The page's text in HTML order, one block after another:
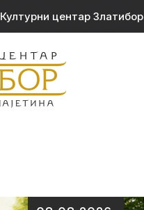
Културни центар Златибор